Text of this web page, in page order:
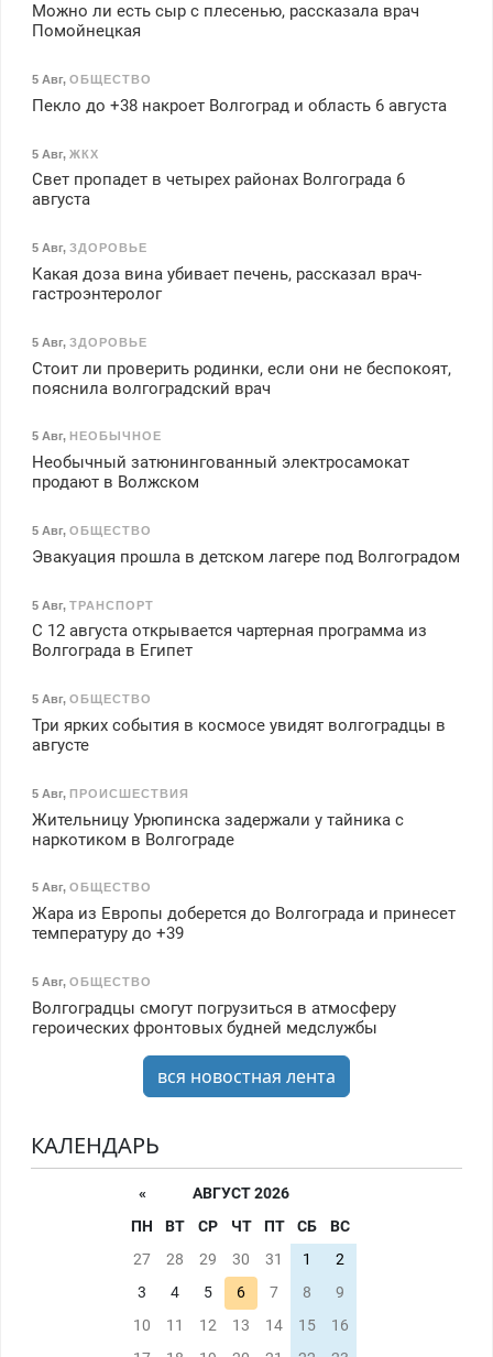
Можно ли есть сыр с плесенью, рассказала врач
Помойнецкая
5 Авг, ОБЩЕСТВО
Пекло до +38 накроет Волгоград и область 6 августа
5 Авг, ЖКХ
Свет пропадет в четырех районах Волгограда 6
августа
5 Авг, ЗДОРОВЬЕ
Какая доза вина убивает печень, рассказал врач-
гастроэнтеролог
5 Авг, ЗДОРОВЬЕ
Стоит ли проверить родинки, если они не беспокоят,
пояснила волгоградский врач
5 Авг, НЕОБЫЧНОЕ
Необычный затюнингованный электросамокат
продают в Волжском
5 Авг, ОБЩЕСТВО
Эвакуация прошла в детском лагере под Волгоградом
5 Авг, ТРАНСПОРТ
С 12 августа открывается чартерная программа из
Волгограда в Египет
5 Авг, ОБЩЕСТВО
Три ярких события в космосе увидят волгоградцы в
августе
5 Авг, ПРОИСШЕСТВИЯ
Жительницу Урюпинска задержали у тайника с
наркотиком в Волгограде
5 Авг, ОБЩЕСТВО
Жара из Европы доберется до Волгограда и принесет
температуру до +39
5 Авг, ОБЩЕСТВО
Волгоградцы смогут погрузиться в атмосферу
героических фронтовых будней медслужбы
вся новостная лента
КАЛЕНДАРЬ
«
АВГУСТ 2026
ПН
ВТ СР ЧТ ПТ СБ
ВС
27
28 29 30 31 1
2
3
4 5 6 7 8
9
10
11 12 13 14 15
16